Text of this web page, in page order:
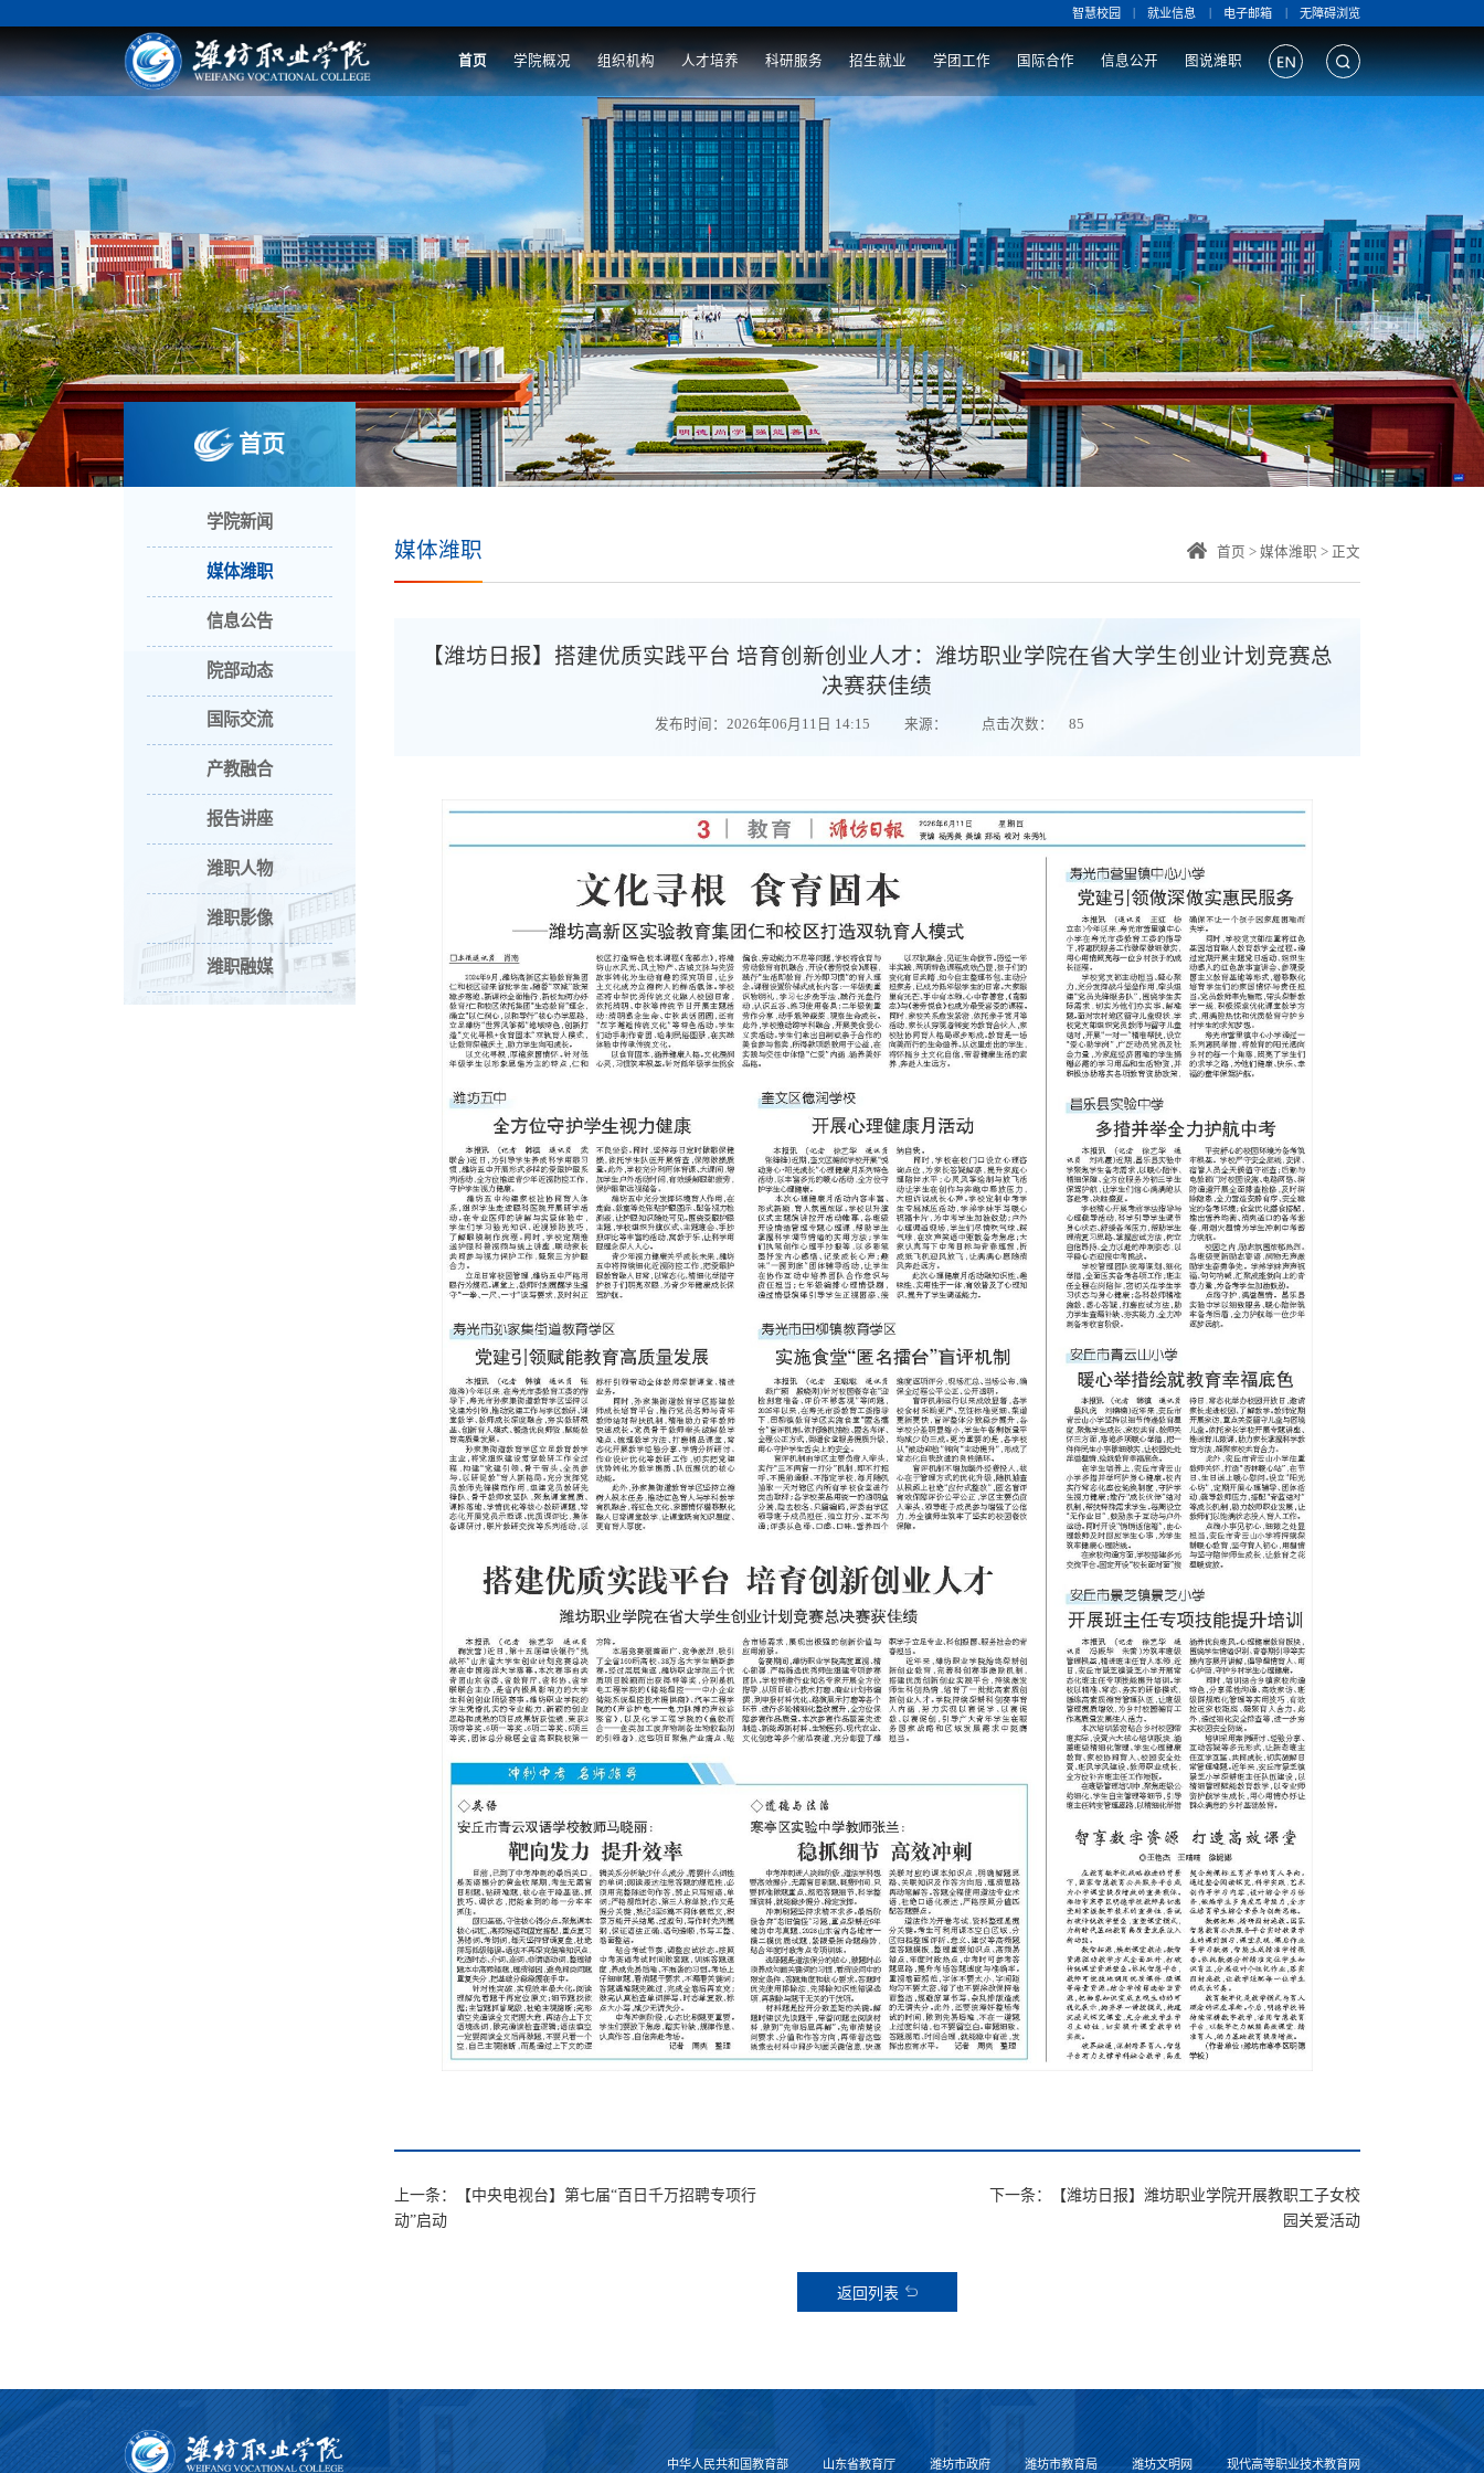
智慧校园 | 就业信息 | 电子邮箱 | 无障碍浏览
首页 学院概况 组织机构 人才培养 科研服务 招生就业 学团工作 国际合作 信息公开 图说潍职
首页
学院新闻
媒体潍职
信息公告
院部动态
国际交流
产教融合
报告讲座
潍职人物
潍职影像
潍职融媒
媒体潍职 首页 > 媒体潍职 > 正文
【潍坊日报】搭建优质实践平台 培育创新创业人才：潍坊职业学院在省大学生创业计划竞赛总
决赛获佳绩
发布时间：2026年06月11日 14:15 来源： 点击次数： 85
上一条：【中央电视台】第七届“百日千万招聘专项行
动”启动
下一条：【潍坊日报】潍坊职业学院开展教职工子女校
园关爱活动
返回列表
中华人民共和国教育部 山东省教育厅 潍坊市政府 潍坊市教育局 潍坊文明网 现代高等职业技术教育网